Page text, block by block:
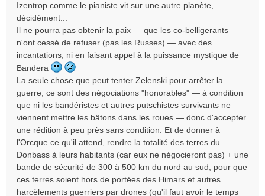
s
s
a
g
e
n
l
u
Izentrop comme le pianiste vit sur une autre planète,
décidément...
Il ne pourra pas obtenir la paix — que les co-belligerants
n'ont cessé de refuser (pas les Russes) — avec des
incantations, ni en faisant appel à la puissance mystique de
Bandera
La seule chose que peut tenter Zelenski pour arrêter la
guerre, ce sont des négociations "honorables" — à condition
que ni les bandéristes et autres putschistes survivants ne
viennent mettre les bâtons dans les roues — donc d'accepter
une rédition à peu près sans condition. Et de donner à
l'Orcque ce qu'il attend, rendre la totalité des terres du
Donbass à leurs habitants (car eux ne négocieront pas) + une
bande de sécurité de 300 à 500 km du nord au sud, pour que
ces terres soient hors de portées des Himars et autres
harcèlements guerriers par drones (qu'il faut avoir le temps